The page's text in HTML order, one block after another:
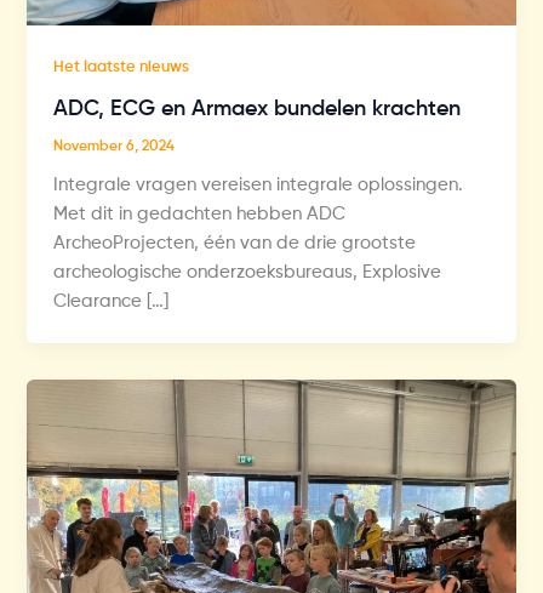
Het laatste nieuws
ADC, ECG en Armaex bundelen krachten
November 6, 2024
Integrale vragen vereisen integrale oplossingen.
Met dit in gedachten hebben ADC
ArcheoProjecten, één van de drie grootste
archeologische onderzoeksbureaus, Explosive
Clearance […]